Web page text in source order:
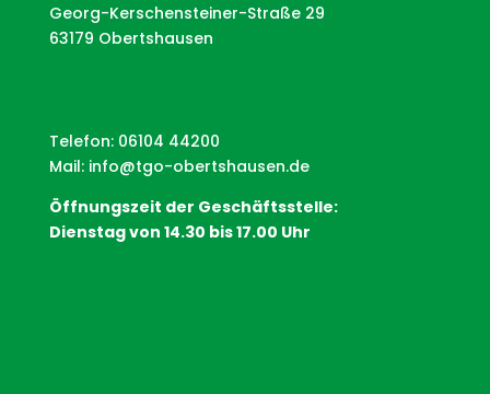
Georg-Kerschensteiner-Straße 29
63179 Obertshausen
Telefon: 06104 44200
Mail: info@tgo-obertshausen.de
Öffnungszeit der Geschäftsstelle:
Dienstag von 14.30 bis 17.00 Uhr